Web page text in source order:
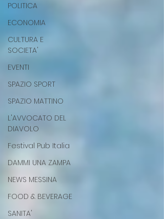
POLITICA
ECONOMIA
CULTURA E
SOCIETA'
EVENTI
SPAZIO SPORT
SPAZIO MATTINO
L'AVVOCATO DEL
DIAVOLO
Festival Pub Italia
DAMMI UNA ZAMPA
NEWS MESSINA
FOOD & BEVERAGE
SANITA'